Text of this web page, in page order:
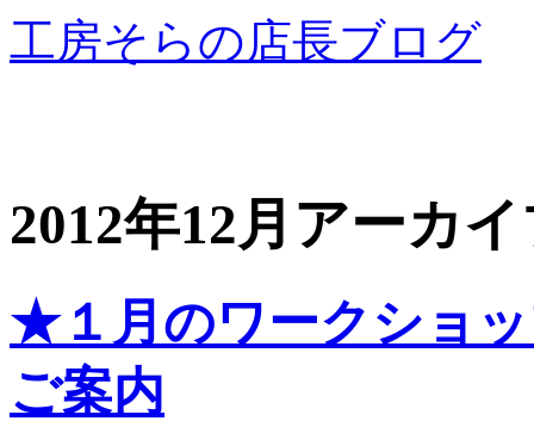
工房そらの店長ブログ
2012年12月アーカ
★１月のワークショ
ご案内